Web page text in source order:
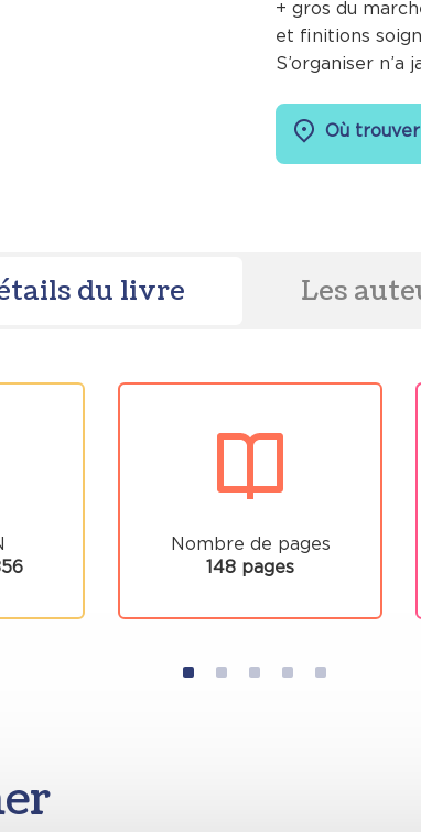
+ gros du
et finitions
S’organiser n’a
Où
du livre Les
Nombre de pages
148 pages